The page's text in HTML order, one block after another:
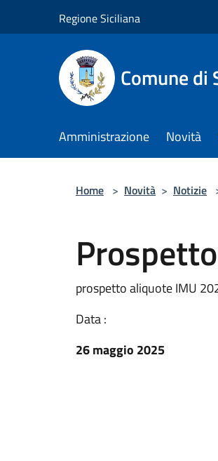
Regione Siciliana
Comune di
Amministrazione Novità
Home > Novità > Notizie
prospetto aliquote IMU
Data :
26 maggio 2025